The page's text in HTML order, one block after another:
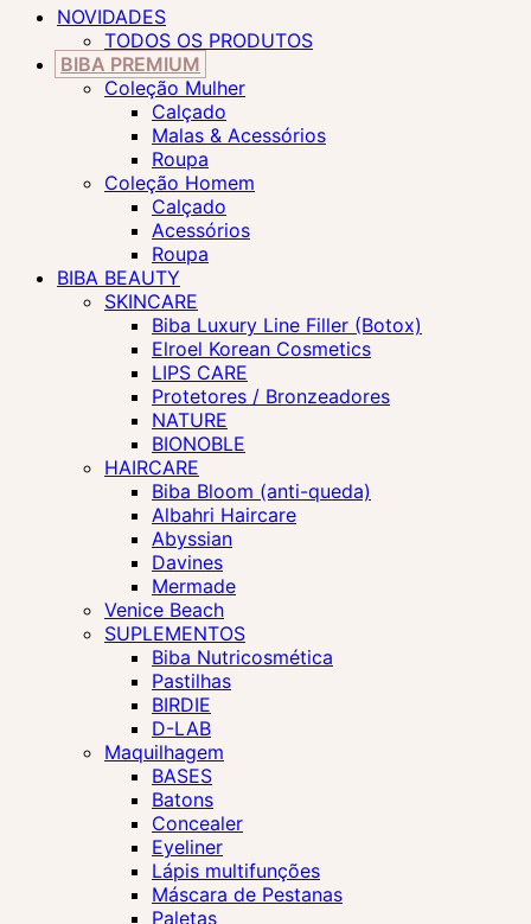
NOVIDADES
TODOS OS PRODUTOS
BIBA PREMIUM
Coleção Mulher
Calçado
Malas & Acessórios
Roupa
Coleção Homem
Calçado
Acessórios
Roupa
BIBA BEAUTY
SKINCARE
Biba Luxury Line Filler (Botox)
Elroel Korean Cosmetics
LIPS CARE
Protetores / Bronzeadores
NATURE
BIONOBLE
HAIRCARE
Biba Bloom (anti-queda)
Albahri Haircare
Abyssian
Davines
Mermade
Venice Beach
SUPLEMENTOS
Biba Nutricosmética
Pastilhas
BIRDIE
D-LAB
Maquilhagem
BASES
Batons
Concealer
Eyeliner
Lápis multifunções
Máscara de Pestanas
Paletas